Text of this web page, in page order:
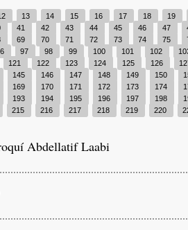
13 14 15 16 17 18
19
41 42 43 44 45 46 47
69 70 71 72 73 74 75
97 98 99 100 101 102
121 122 123 124 125 126
145 146 147 148 149 150
169 170 171 172 173 174
193 194 195 196 197 198
215 216 217 218 219 220
Abdellatif Laabi